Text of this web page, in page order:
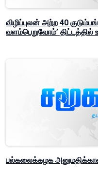
விழிப்புலன் அற்ற 40
வளம்பெறுவோம்’ திட்டத்தில்
பல்கலைக்கழக